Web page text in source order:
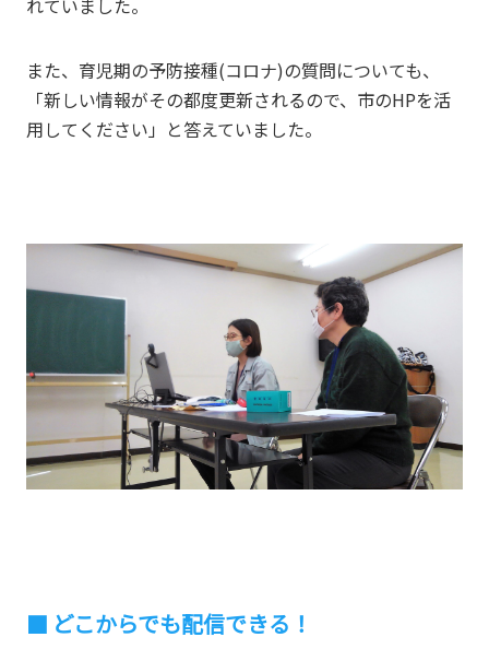
また、育児期の予防接種(コロナ)の質問についても、
「新しい情報がその都度更新されるので、市のHPを活
用してください」と答えていました。
どこからでも配信できる！